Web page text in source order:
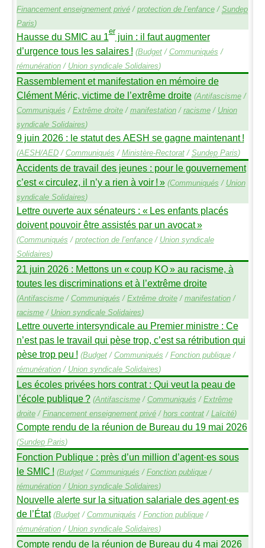
Financement enseignement privé/ protection de l’enfance/ Sundep
Paris)
Hausse du SMIC au 1erjuin : il faut augmenter
d’urgence tous les salaires ! (Budget/ Communiqués /
rémunération/ Union syndicale Solidaires)
Rassemblement et manifestation en mémoire de
Clément Méric, victime de l’extrême droite (Antifascisme/
Communiqués / Extrême droite/ manifestation/ racisme/ Union
syndicale Solidaires)
9 juin 2026 : le statut des AESH se gagne maintenant !
(AESH/AED/ Communiqués / Ministère-Rectorat/ SundepParis)
Accidents de travail des jeunes : pour le gouvernement
c’est « circulez, il n’y a rien à voir ! » (Communiqués / Union
syndicale Solidaires)
Lettre ouverte aux sénateurs : « Les enfants placés
doivent pouvoir être assistés par un avocat»
(Communiqués / protection de l’enfance/ Union syndicale
Solidaires)
21 juin 2026 : Mettons un « coup KO» au racisme, à
toutes les discriminations et à l’extrême droite
(Antifascisme/ Communiqués / Extrême droite/ manifestation/
racisme/ Union syndicale Solidaires)
Lettre ouverte intersyndicale au Premier ministre : Ce
n’est pas le travail qui pèse trop, c’est sa rétribution qui
pèse trop peu ! (Budget/ Communiqués / Fonction publique/
rémunération/ Union syndicale Solidaires)
Les écoles privées hors contrat : Qui veut la peau de
l’école publique? (Antifascisme/ Communiqués / Extrême
droite/ Financement enseignement privé/ hors contrat/ Laïcité)
Compte rendu de la réunion de Bureau du 19 mai 2026
(SundepParis)
Fonction Publique : près d’un million d’agent·es sous
le SMIC ! (Budget/ Communiqués / Fonction publique/
rémunération/ Union syndicale Solidaires)
Nouvelle alerte sur la situation salariale des agent·es
de l’État (Budget/ Communiqués / Fonction publique/
rémunération/ Union syndicale Solidaires)
Compte rendu de la réunion de Bureau du 4 mai 2026